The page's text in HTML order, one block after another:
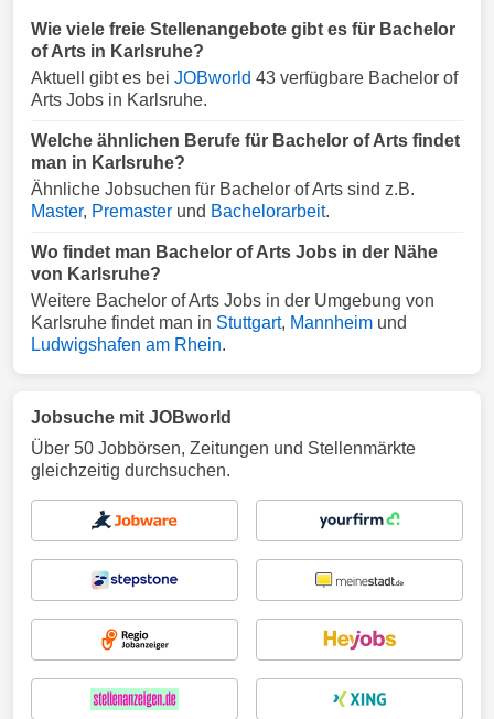
Wie viele freie Stellenangebote gibt es für Bachelor
of Arts in Karlsruhe?
Aktuell gibt es bei JOBworld 43 verfügbare Bachelor of
Arts Jobs in Karlsruhe.
Welche ähnlichen Berufe für Bachelor of Arts findet
man in Karlsruhe?
Ähnliche Jobsuchen für Bachelor of Arts sind z.B.
Master, Premaster und Bachelorarbeit.
Wo findet man Bachelor of Arts Jobs in der Nähe
von Karlsruhe?
Weitere Bachelor of Arts Jobs in der Umgebung von
Karlsruhe findet man in Stuttgart, Mannheim und
Ludwigshafen am Rhein.
Jobsuche mit JOBworld
Über 50 Jobbörsen, Zeitungen und Stellenmärkte
gleichzeitig durchsuchen.